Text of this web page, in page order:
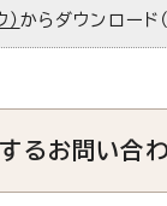
からダウンロード
るお問い合